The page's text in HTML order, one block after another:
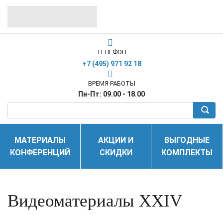
ТЕЛЕФОН
+7 (495) 971 92 18
ВРЕМЯ РАБОТЫ
Пн-Пт: 09.00 - 18.00
МАТЕРИАЛЫ
КОНФЕРЕНЦИЙ
АКЦИИ И
СКИДКИ
ВЫГОДНЫЕ
КОМПЛЕКТЫ
Видеоматериалы XXIV